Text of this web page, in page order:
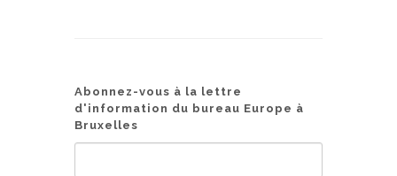
Abonnez-vous à la lettre
d'information du bureau Europe à
Bruxelles